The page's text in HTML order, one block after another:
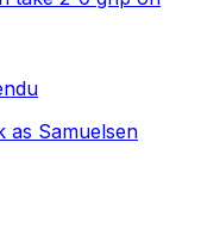
as Samuelsen